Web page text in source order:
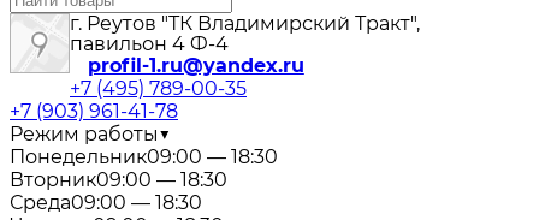
г. Реутов "ТК Владимирский Тракт",
павильон 4 Ф-4
profil-1.ru@yandex.ru
+7 (495) 789-00-35
+7 (903) 961-41-78
Режим работы▼
Понедельник09:00 — 18:30
Вторник09:00 — 18:30
Среда09:00 — 18:30